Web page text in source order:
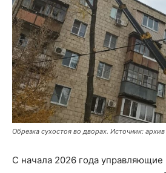
Обрезка сухостоя во дворах. Источник:
С начала 2026 года